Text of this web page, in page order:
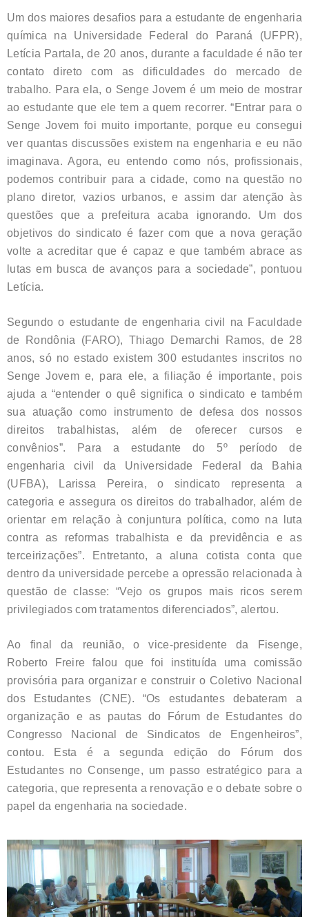
Um dos maiores desafios para a estudante de engenharia
química na Universidade Federal do Paraná (UFPR),
Letícia Partala, de 20 anos, durante a faculdade é não ter
contato direto com as dificuldades do mercado de
trabalho. Para ela, o Senge Jovem é um meio de mostrar
ao estudante que ele tem a quem recorrer. “Entrar para o
Senge Jovem foi muito importante, porque eu consegui
ver quantas discussões existem na engenharia e eu não
imaginava. Agora, eu entendo como nós, profissionais,
podemos contribuir para a cidade, como na questão no
plano diretor, vazios urbanos, e assim dar atenção às
questões que a prefeitura acaba ignorando. Um dos
objetivos do sindicato é fazer com que a nova geração
volte a acreditar que é capaz e que também abrace as
lutas em busca de avanços para a sociedade”, pontuou
Letícia.
Segundo o estudante de engenharia civil na Faculdade
de Rondônia (FARO), Thiago Demarchi Ramos, de 28
anos, só no estado existem 300 estudantes inscritos no
Senge Jovem e, para ele, a filiação é importante, pois
ajuda a “entender o quê significa o sindicato e também
sua atuação como instrumento de defesa dos nossos
direitos trabalhistas, além de oferecer cursos e
convênios”. Para a estudante do 5º período de
engenharia civil da Universidade Federal da Bahia
(UFBA), Larissa Pereira, o sindicato representa a
categoria e assegura os direitos do trabalhador, além de
orientar em relação à conjuntura política, como na luta
contra as reformas trabalhista e da previdência e as
terceirizações”. Entretanto, a aluna cotista conta que
dentro da universidade percebe a opressão relacionada à
questão de classe: “Vejo os grupos mais ricos serem
privilegiados com tratamentos diferenciados”, alertou.
Ao final da reunião, o vice-presidente da Fisenge,
Roberto Freire falou que foi instituída uma comissão
provisória para organizar e construir o Coletivo Nacional
dos Estudantes (CNE). “Os estudantes debateram a
organização e as pautas do Fórum de Estudantes do
Congresso Nacional de Sindicatos de Engenheiros”,
contou. Esta é a segunda edição do Fórum dos
Estudantes no Consenge, um passo estratégico para a
categoria, que representa a renovação e o debate sobre o
papel da engenharia na sociedade.